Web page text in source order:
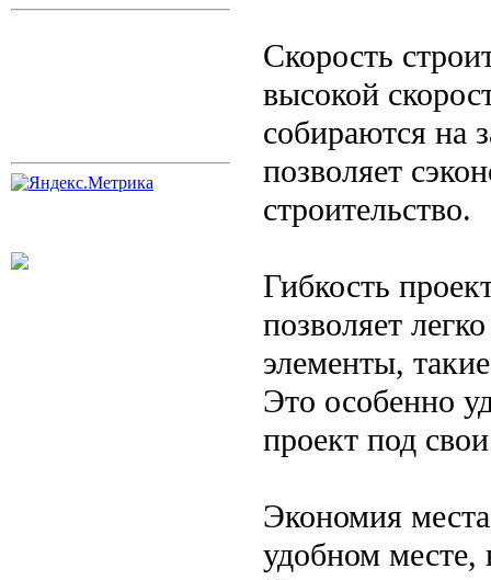
Скорость
высокой
собираются на
позволяет
строительство.
Гибкость
позволяет
элементы,
Это особенно
проект под
Экономия
удобном